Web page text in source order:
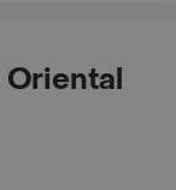
Oriental